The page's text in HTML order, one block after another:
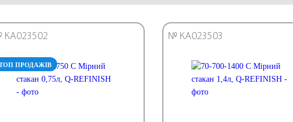
ПРОДАЖІВ
КА023502 № КА023503